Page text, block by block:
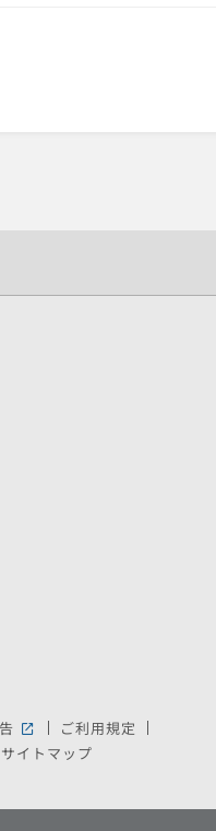
ウで開きます。
新しいウィンドウで開きます。
ご利用規定
サイトマップ